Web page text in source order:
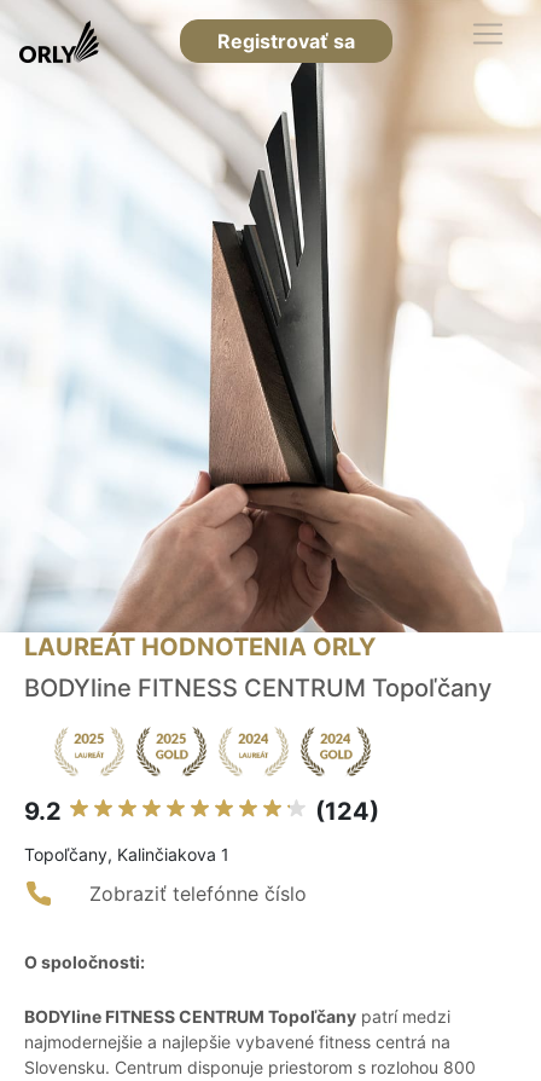
Registrovať sa
LAUREÁT HODNOTENIA ORLY
BODYline FITNESS CENTRUM Topoľčany
9.2 (124)
Topoľčany, Kalinčiakova 1
Zobraziť telefónne číslo
O spoločnosti:
BODYline FITNESS CENTRUM Topoľčany patrí medzi
najmodernejšie a najlepšie vybavené fitness centrá na
Slovensku. Centrum disponuje priestorom s rozlohou 800